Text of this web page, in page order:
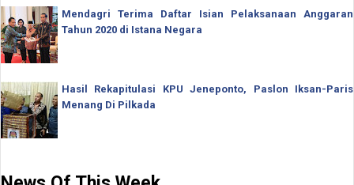
Mendagri Terima Daftar Isian Pelaksanaan Anggaran
Tahun 2020 di Istana Negara
Hasil Rekapitulasi KPU Jeneponto, Paslon Iksan-Paris
Menang Di Pilkada